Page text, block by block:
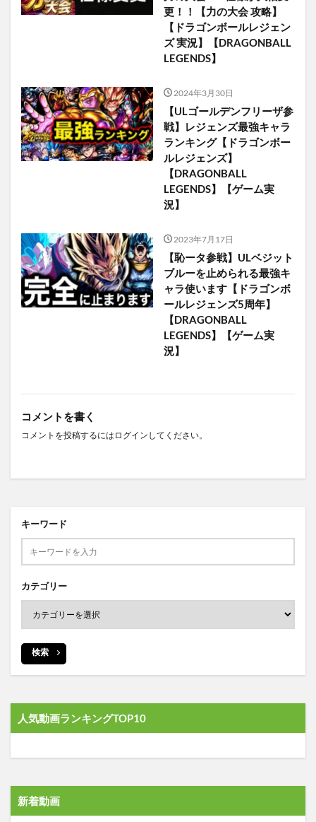
更！！【力の大会 攻略】
【ドラゴンボールレジェン
ズ 実況】【DRAGONBALL
LEGENDS】
2024年3月30日
【ULゴールデンフリーザ参
戦】レジェンズ最強キャラ
ランキング【ドラゴンボー
ルレジェンズ】
【DRAGONBALL
LEGENDS】【ゲーム実
況】
2023年7月17日
【恥ータ参戦】ULベジット
ブルーを止められる最強キ
ャラ使います【ドラゴンボ
ールレジェンズ5周年】
【DRAGONBALL
LEGENDS】【ゲーム実
況】
コメントを書く
コメントを投稿するには ログイン してください。
キーワード
カテゴリー
検索
人気動画ランキングTOP10
新着動画